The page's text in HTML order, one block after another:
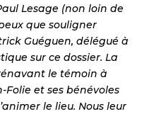
Lesage (non loin de
que souligner
Guéguen, délégué à
sur ce dossier. La
le témoin à
Folie et ses bénévoles
le lieu. Nous leur